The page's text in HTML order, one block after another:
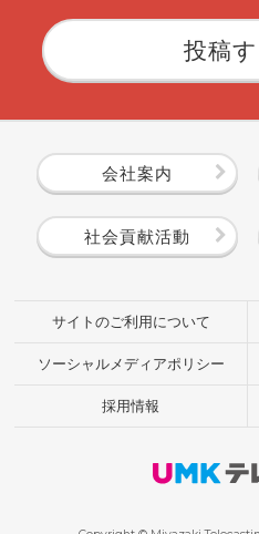
投稿
会社案内
社会貢献活動
サイトのご利用について
ソーシャルメディアポリシー
採用情報